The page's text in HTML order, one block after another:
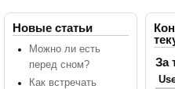
Новые статьи
Можно ли есть
перед сном?
Как встречать
За